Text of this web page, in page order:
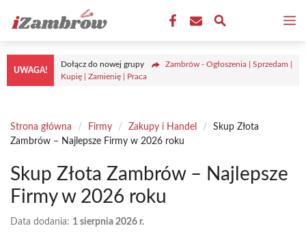
treści
UWAGA!
Dołącz do nowej grupy
Zambrów - Ogłoszenia | Sprzedam |
Kupię | Zamienię | Praca
Strona główna / Firmy / Zakupy i Handel /
Skup Złota
Zambrów – Najlepsze Firmy w 2026 roku
Skup Złota Zambrów – Najlepsze
Firmy w 2026 roku
Data dodania: 1 sierpnia 2026 r.